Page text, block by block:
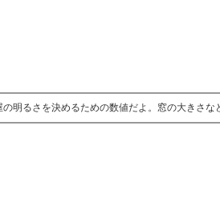
明るさを決めるための数値だよ。窓の大きさ